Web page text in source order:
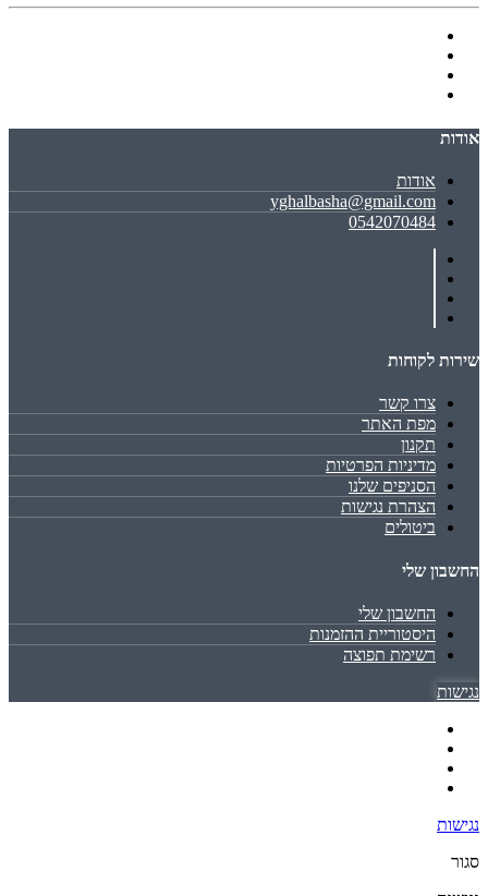
אודות
אודות
yghalbasha@gmail.com
0542070484
שירות לקוחות
צרו קשר
מפת האתר
תקנון
מדיניות הפרטיות
הסניפים שלנו
הצהרת נגישות
ביטולים
החשבון שלי
החשבון שלי
היסטוריית ההזמנות
רשימת תפוצה
נגישות
נגישות
סגור